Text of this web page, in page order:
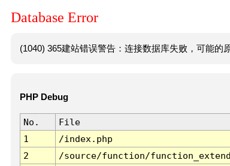
Database Error
(1040) 365建站错误警告：连接数据库失败，可能的
PHP Debug
No. File
1
/index.php
2
/source/function/